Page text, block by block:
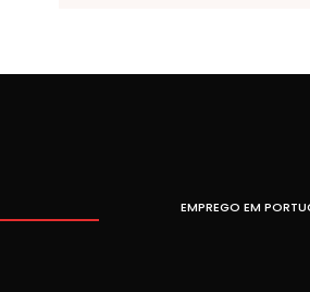
EMPREGO EM